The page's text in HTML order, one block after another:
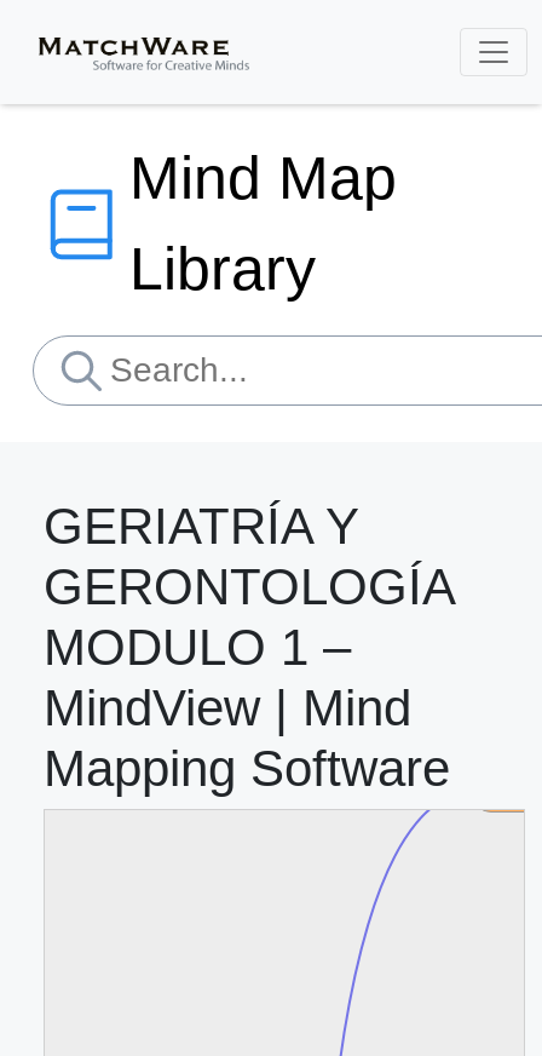
Mind Map
Library
GERIATRÍA Y
GERONTOLOGÍA
MODULO 1 –
MindView | Mind
Mapping Software